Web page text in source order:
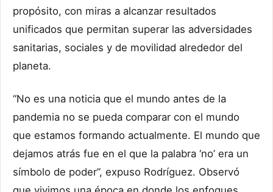
propósito, con miras a alcanzar resultados
unificados que permitan superar las adversidades
sanitarias, sociales y de movilidad alrededor del
planeta.
“No es una noticia que el mundo antes de la
pandemia no se pueda comparar con el mundo
que estamos formando actualmente. El mundo que
dejamos atrás fue en el que la palabra ‘no’ era un
símbolo de poder”, expuso Rodríguez. Observó